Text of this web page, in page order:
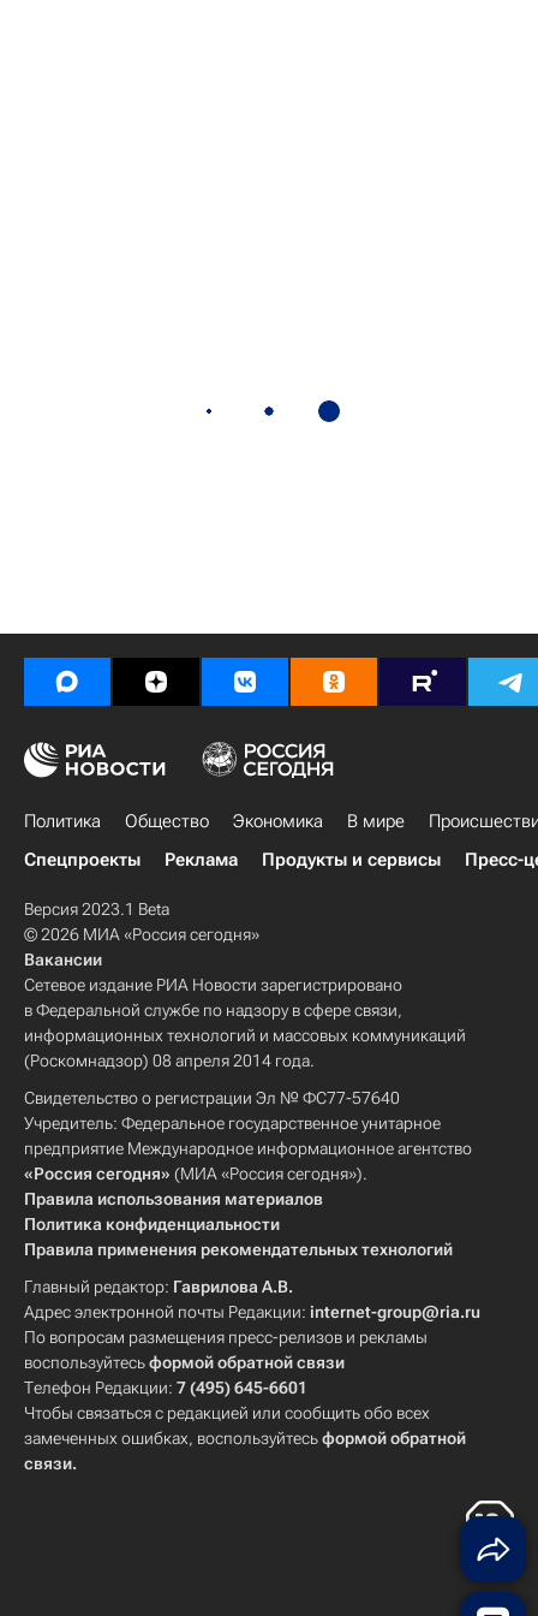
Политика Общество Экономика В мире
Спецпроекты
Реклама Продукты и сервисы Пресс-
Версия 2023.1 Beta
© 2026 МИА «Россия сегодня»
Вакансии
Сетевое издание РИА Новости зарегистрировано
в Федеральной службе по надзору в сфере связи,
информационных технологий и массовых коммуникаций
(Роскомнадзор) 08 апреля 2014 года.
Свидетельство о регистрации Эл № ФС77-57640
Учредитель: Федеральное государственное унитарное
предприятие Международное информационное агентство
«Россия сегодня» (МИА «Россия сегодня»).
Правила использования материалов
Политика конфиденциальности
Правила применения рекомендательных технологий
Главный редактор: Гаврилова А.В.
Адрес электронной почты Редакции: internet-group@ria.ru
По вопросам размещения пресс-релизов и рекламы
воспользуйтесьформой обратной связи
Телефон Редакции: 7 (495) 645-6601
Чтобы связаться с редакцией или сообщить обо всех
замеченных ошибках, воспользуйтесьформой обратной
связи.